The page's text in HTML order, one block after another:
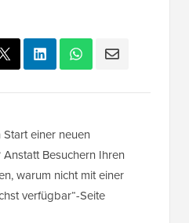
einer neuen
Besuchern Ihren
warum nicht mit einer
verfügbar“-Seite